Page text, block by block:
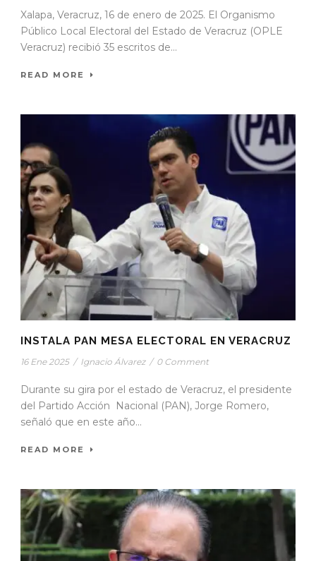
Xalapa, Veracruz, 16 de enero de 2025. El Organismo
Público Local Electoral del Estado de Veracruz (OPLE
Veracruz) recibió 35 escritos de...
READ MORE
INSTALA PAN MESA ELECTORAL EN VERACRUZ
16 Ene 2025 / Ignacio Álvarez / 0 Comment
Durante su gira por el estado de Veracruz, el presidente
del Partido Acción Nacional (PAN), Jorge Romero,
señaló que en este año...
READ MORE